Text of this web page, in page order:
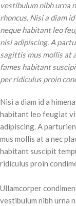
vestibulum nibh urna
rhoncus. Nisi a diam
neque habitant leo
nisi adipiscing. A
sagittis mus mollis at
fames habitant
per ridiculus proin
Nisi a diam id a
habitant leo feugiat
adipiscing. A
mus mollis at a nec
habitant suscipit
ridiculus proin
Ullamcorper
vestibulum nibh urna